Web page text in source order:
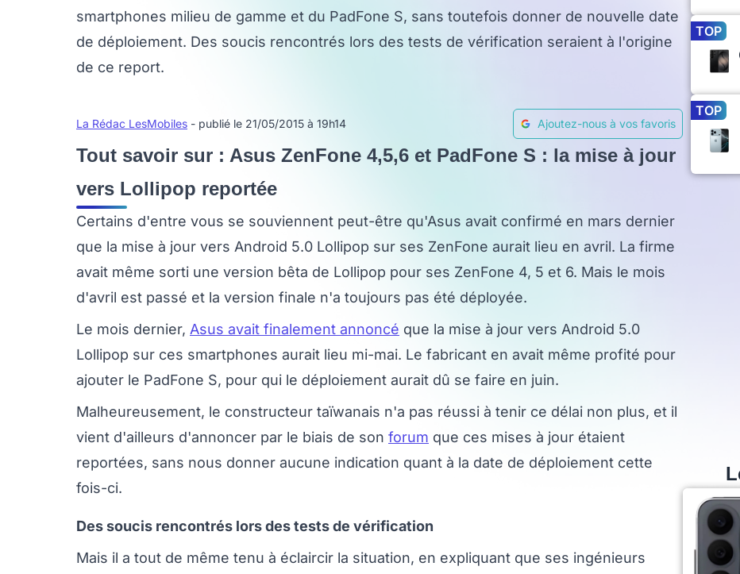
smartphones milieu de gamme et du PadFone S, sans toutefois donner de nouvelle date
de déploiement. Des soucis rencontrés lors des tests de vérification seraient à l'origine
de ce report.
La Rédac LesMobiles - publié le 21/05/2015 à 19h14 Ajoutez-nous à vos favoris
Tout savoir sur : Asus ZenFone 4,5,6 et PadFone S : la mise à jour
vers Lollipop reportée
Certains d'entre vous se souviennent peut-être qu'Asus avait confirmé en mars dernier
que la mise à jour vers Android 5.0 Lollipop sur ses ZenFone aurait lieu en avril. La firme
avait même sorti une version bêta de Lollipop pour ses ZenFone 4, 5 et 6. Mais le mois
d'avril est passé et la version finale n'a toujours pas été déployée.
Le mois dernier, Asus avait finalement annoncé que la mise à jour vers Android 5.0
Lollipop sur ces smartphones aurait lieu mi-mai. Le fabricant en avait même profité pour
ajouter le PadFone S, pour qui le déploiement aurait dû se faire en juin.
Malheureusement, le constructeur taïwanais n'a pas réussi à tenir ce délai non plus, et il
vient d'ailleurs d'annoncer par le biais de son forum que ces mises à jour étaient
reportées, sans nous donner aucune indication quant à la date de déploiement cette
fois-ci.
Des soucis rencontrés lors des tests de vérification
Mais il a tout de même tenu à éclaircir la situation, en expliquant que ses ingénieurs
TOP
TOP